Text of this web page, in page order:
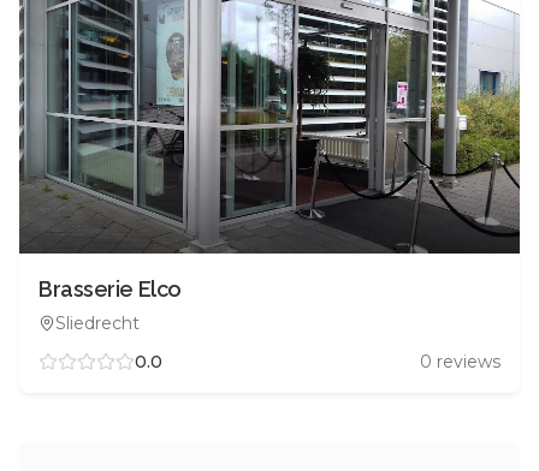
Brasserie Elco
Sliedrecht
0.0
0 reviews